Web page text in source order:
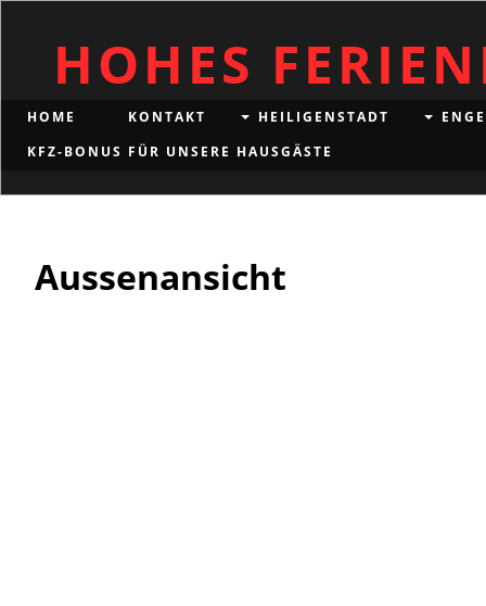
HOHES
HOME KONTAKT HEILIGENSTADT
KFZ-BONUS FÜR UNSERE HAUSGÄSTE
Aussenansicht